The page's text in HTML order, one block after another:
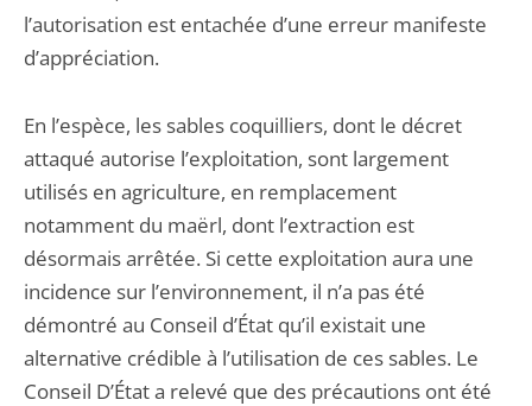
l’autorisation est entachée d’une erreur manifeste
d’appréciation.
En l’espèce, les sables coquilliers, dont le décret
attaqué autorise l’exploitation, sont largement
utilisés en agriculture, en remplacement
notamment du maërl, dont l’extraction est
désormais arrêtée. Si cette exploitation aura une
incidence sur l’environnement, il n’a pas été
démontré au Conseil d’État qu’il existait une
alternative crédible à l’utilisation de ces sables. Le
Conseil D’État a relevé que des précautions ont été